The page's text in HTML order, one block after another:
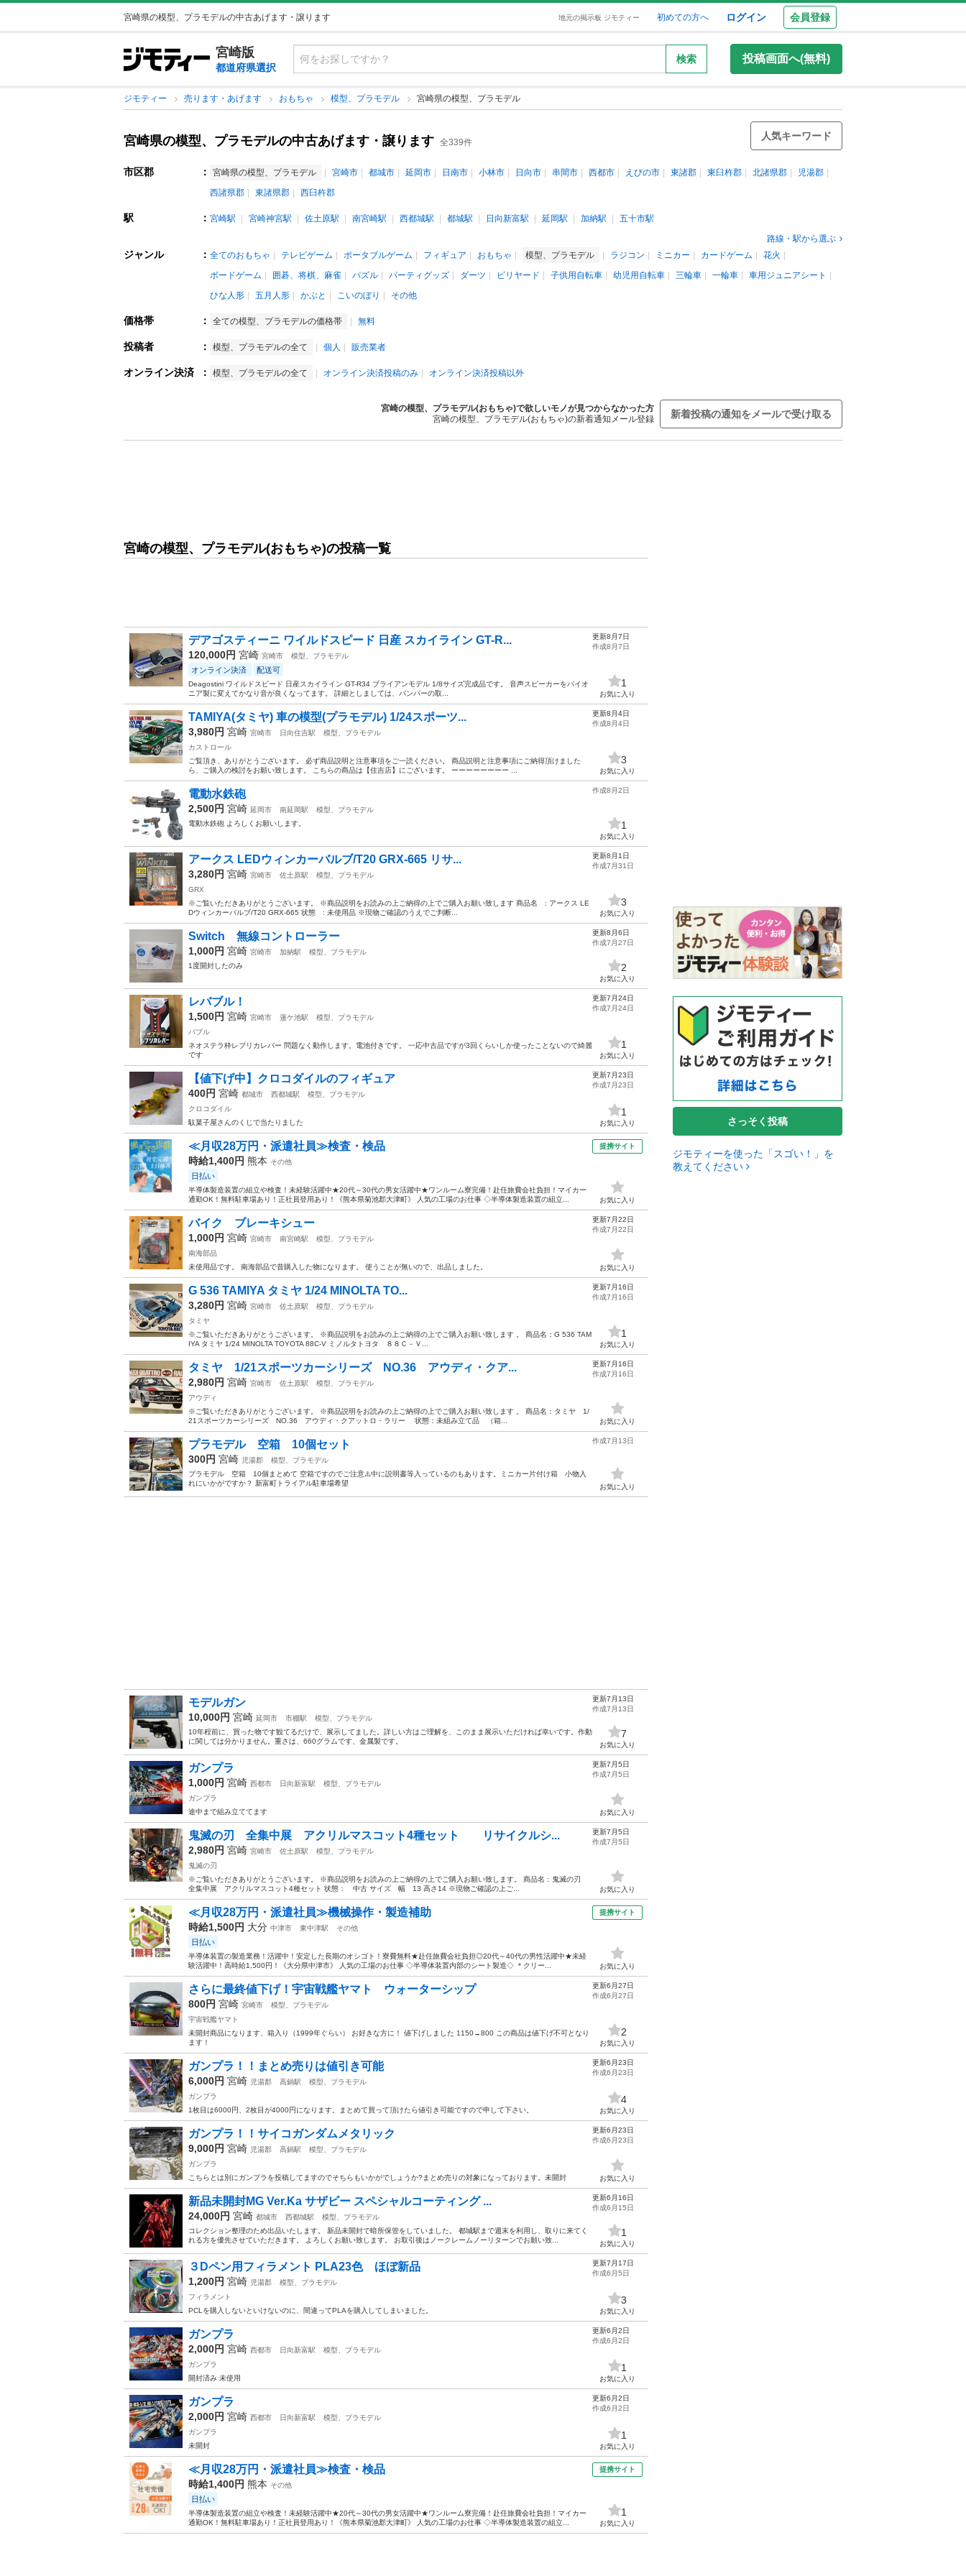
宮崎県の模型、プラモデルの中古あげます・譲ります 地元の掲示板 ジモティー 初めての方へ ログイン 会員登録
宮崎版
都道府県選択
検索 投稿画面へ(無料)
ジモティー 売ります・あげます おもちゃ 模型、プラモデル 宮崎県の模型、プラモデル
宮崎県の模型、プラモデルの中古あげます・譲ります 全339件
人気キーワード
市区郡 ： 宮崎県の模型、プラモデル 宮崎市 都城市 延岡市 日南市 小林市 日向市 串間市 西都市 えびの市 東諸郡 東臼杵郡 北諸県郡
児湯郡
西諸県郡
東諸県郡 西臼杵郡
駅 ： 宮崎駅 宮崎神宮駅 佐土原駅 南宮崎駅 西都城駅 都城駅 日向新富駅 延岡駅 加納駅
五十市駅
路線・駅から選ぶ
ジャンル ： 全てのおもちゃ テレビゲーム ポータブルゲーム フィギュア おもちゃ 模型、プラモデル ラジコン ミニカー カードゲーム
花火
ボードゲーム
囲碁、将棋、麻雀 パズル パーティグッズ ダーツ ビリヤード 子供用自転車 幼児用自転車 三輪車 一輪車
車用ジュニアシート
ひな人形
五月人形 かぶと こいのぼり その他
価格帯 ： 全ての模型、プラモデルの価格帯 無料
投稿者 ： 模型、プラモデルの全て 個人 販売業者
オンライン決済 ： 模型、プラモデルの全て オンライン決済投稿のみ オンライン決済投稿以外
宮崎の模型、プラモデル(おもちゃ)で欲しいモノが見つからなかった方
宮崎の模型、プラモデル(おもちゃ)の新着通知メール登録
新着投稿の通知をメールで受け取る
宮崎の模型、プラモデル(おもちゃ)の投稿一覧
デアゴスティーニ ワイルドスピード 日産 スカイライン GT-R...
120,000円 宮崎 宮崎市 模型、プラモデル
オンライン決済 配送可
Deagostini ワイルドスピード 日産スカイライン GT-R34 ブライアンモデル 1/8サイズ完成品です。 音声スピーカーをパイオ
ニア製に変えてかなり音が良くなってます。 詳細としましては、バンパーの取...
更新8月7日
作成8月7日
1
お気に入り
TAMIYA(タミヤ) 車の模型(プラモデル) 1/24スポーツ...
3,980円 宮崎 宮崎市 日向住吉駅
模型、プラモデル
カストロール
ご覧頂き、ありがとうございます。 必ず商品説明と注意事項をご一読ください。 商品説明と注意事項にご納得頂けました
ら、ご購入の検討をお願い致します。 こちらの商品は【住吉店】にございます。 ーーーーーーーー ...
更新8月4日
作成8月4日
3
お気に入り
電動水鉄砲
2,500円 宮崎 延岡市 南延岡駅
模型、プラモデル
電動水鉄砲 よろしくお願いします。
作成8月2日
1
お気に入り
アークス LEDウィンカーバルブ/T20 GRX-665 リサ...
3,280円 宮崎 宮崎市 佐土原駅
模型、プラモデル
GRX
※ご覧いただきありがとうございます。 ※商品説明をお読みの上ご納得の上でご購入お願い致します 商品名 : アークス LE
Dウィンカーバルブ/T20 GRX-665 状態 : 未使用品 ※現物ご確認のうえでご判断...
更新8月1日
作成7月31日
3
お気に入り
Switch 無線コントローラー
1,000円 宮崎 宮崎市 加納駅
模型、プラモデル
1度開封したのみ
更新8月6日
作成7月27日
2
お気に入り
レバブル！
1,500円 宮崎 宮崎市 蓮ケ池駅
模型、プラモデル
バブル
ネオステラ枠レプリカレバー 問題なく動作します。電池付きです。 一応中古品ですが3回くらいしか使ったことないので綺麗
です
更新7月24日
作成7月24日
1
お気に入り
【値下げ中】クロコダイルのフィギュア
400円 宮崎 都城市 西都城駅
模型、プラモデル
クロコダイル
駄菓子屋さんのくじで当たりました
更新7月23日
作成7月23日
1
お気に入り
≪月収28万円・派遣社員≫検査・検品
時給1,400円 熊本 その他
日払い
半導体製造装置の組立や検査！未経験活躍中★20代～30代の男女活躍中★ワンルーム寮完備！赴任旅費会社負担！マイカー
通勤OK！無料駐車場あり！正社員登用あり！《熊本県菊池郡大津町》 人気の工場のお仕事 ◇半導体製造装置の組立...
提携サイト
お気に入り
バイク ブレーキシュー
1,000円 宮崎 宮崎市 南宮崎駅
模型、プラモデル
南海部品
未使用品です。 南海部品で昔購入した物になります。 使うことが無いので、出品しました。
更新7月22日
作成7月22日
お気に入り
G 536 TAMIYA タミヤ 1/24 MINOLTA TO...
3,280円 宮崎 宮崎市 佐土原駅
模型、プラモデル
タミヤ
※ご覧いただきありがとうございます。 ※商品説明をお読みの上ご納得の上でご購入お願い致します 。 商品名：G 536 TAM
IYA タミヤ 1/24 MINOLTA TOYOTA 88C-V ミノルタトヨタ ８８Ｃ－Ｖ...
更新7月16日
作成7月16日
1
お気に入り
タミヤ 1/21スポーツカーシリーズ NO.36 アウディ・クア...
2,980円 宮崎 宮崎市 佐土原駅
模型、プラモデル
アウディ
※ご覧いただきありがとうございます。 ※商品説明をお読みの上ご納得の上でご購入お願い致します 。 商品名：タミヤ 1/
21スポーツカーシリーズ NO.36 アウディ・クアットロ・ラリー 状態：未組み立て品 （箱...
更新7月16日
作成7月16日
お気に入り
プラモデル 空箱 10個セット
300円 宮崎 児湯郡
模型、プラモデル
プラモデル 空箱 10個まとめて 空箱ですのでご注意⚠️中に説明書等入っているのもあります。ミニカー片付け箱 小物入
れにいかがですか？ 新富町トライアル駐車場希望
作成7月13日
お気に入り
モデルガン
10,000円 宮崎 延岡市 市棚駅
模型、プラモデル
10年程前に、買った物です観てるだけで、展示してました。詳しい方はご理解を、このまま展示いただければ幸いです。作動
に関しては分かりません。重さは、660グラムです、金属製です。
更新7月13日
作成7月13日
7
お気に入り
ガンプラ
1,000円 宮崎 西都市 日向新富駅
模型、プラモデル
ガンプラ
途中まで組み立ててます
更新7月5日
作成7月5日
お気に入り
鬼滅の刃 全集中展 アクリルマスコット4種セット リサイクルシ...
2,980円 宮崎 宮崎市 佐土原駅
模型、プラモデル
鬼滅の刃
※ご覧いただきありがとうございます。 ※商品説明をお読みの上ご納得の上でご購入お願い致します。 商品名：鬼滅の刃
全集中展 アクリルマスコット4種セット 状態： 中古 サイズ 幅 13 高さ14 ※現物ご確認の上ご...
更新7月5日
作成7月5日
お気に入り
≪月収28万円・派遣社員≫機械操作・製造補助
時給1,500円 大分 中津市 東中津駅 その他
日払い
半導体装置の製造業務！活躍中！安定した長期のオシゴト！寮費無料★赴任旅費会社負担◎20代～40代の男性活躍中★未経
験活躍中！高時給1,500円！《大分県中津市》 人気の工場のお仕事 ◇半導体装置内部のシート製造◇ ＊クリー...
提携サイト
お気に入り
さらに最終値下げ！宇宙戦艦ヤマト ウォーターシップ
800円 宮崎 宮崎市
模型、プラモデル
宇宙戦艦ヤマト
未開封商品になります、箱入り（1999年ぐらい） お好きな方に！ 値下げしました 1150→800 この商品は値下げ不可となり
ます！
更新6月27日
作成6月27日
2
お気に入り
ガンプラ！！まとめ売りは値引き可能
6,000円 宮崎 児湯郡 高鍋駅
模型、プラモデル
ガンプラ
1枚目は6000円、2枚目が4000円になります。まとめて買って頂けたら値引き可能ですので申して下さい。
更新6月23日
作成6月23日
4
お気に入り
ガンプラ！！サイコガンダムメタリック
9,000円 宮崎 児湯郡 高鍋駅
模型、プラモデル
ガンプラ
こちらとは別にガンプラを投稿してますのでそちらもいかがでしょうか?まとめ売りの対象になっております。未開封
更新6月23日
作成6月23日
お気に入り
新品未開封MG Ver.Ka サザビー スペシャルコーティング ...
24,000円 宮崎 都城市 西都城駅
模型、プラモデル
コレクション整理のため出品いたします。 新品未開封で暗所保管をしていました。 都城駅まで週末を利用し、取りに来てく
れる方を優先させていただきます。 よろしくお願い致します。 お取引後はノークレームノーリターンでお願い致...
更新6月16日
作成6月15日
1
お気に入り
３Dペン用フィラメント PLA23色 ほぼ新品
1,200円 宮崎 児湯郡
模型、プラモデル
フィラメント
PCLを購入しないといけないのに、間違ってPLAを購入してしまいました。
更新7月17日
作成6月5日
3
お気に入り
ガンプラ
2,000円 宮崎 西都市 日向新富駅
模型、プラモデル
ガンプラ
開封済み 未使用
更新6月2日
作成6月2日
1
お気に入り
ガンプラ
2,000円 宮崎 西都市 日向新富駅
模型、プラモデル
ガンプラ
未開封
更新6月2日
作成6月2日
1
お気に入り
≪月収28万円・派遣社員≫検査・検品
時給1,400円 熊本 その他
日払い
半導体製造装置の組立や検査！未経験活躍中★20代～30代の男女活躍中★ワンルーム寮完備！赴任旅費会社負担！マイカー
通勤OK！無料駐車場あり！正社員登用あり！《熊本県菊池郡大津町》 人気の工場のお仕事 ◇半導体製造装置の組立...
提携サイト
1
お気に入り
さっそく投稿
ジモティーを使った「スゴい！」を
教えてください